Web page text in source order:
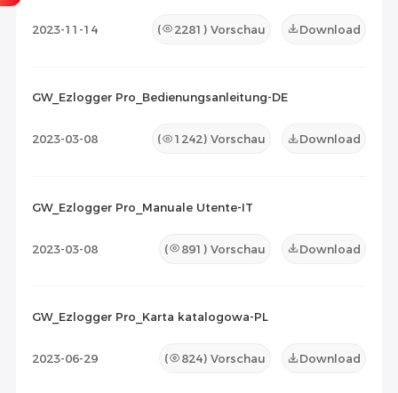
2023-11-14 ( 2281 ) Vorschau Download
GW_Ezlogger Pro_Bedienungsanleitung-DE
2023-03-08 ( 1242) Vorschau Download
GW_Ezlogger Pro_Manuale Utente-IT
2023-03-08 ( 891 ) Vorschau Download
GW_Ezlogger Pro_Karta katalogowa-PL
2023-06-29 ( 824) Vorschau Download